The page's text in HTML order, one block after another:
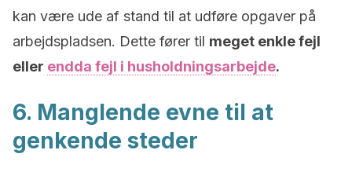
kan være ude af stand til at udføre opgaver på
arbejdspladsen. Dette fører til meget enkle fejl
eller endda fejl i husholdningsarbejde.
6. Manglende evne til at
genkende steder